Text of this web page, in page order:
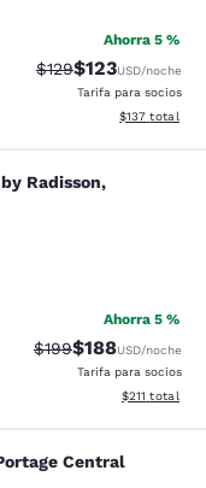
Ahorra 5 %
Precio tachado:
$129Precio con
$123USD/noche
Tarifa para socios
Ver detalles
$137 total
Radisson,
Radisson,
Bueno. 381 reseñas
Ahorra 5 %
Precio tachado:
$199Precio con
$188USD/noche
Tarifa para socios
Ver detalles
$211 total
Central
Central